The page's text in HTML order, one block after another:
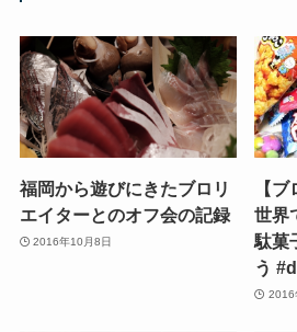
福岡から遊びにきたブロリ
エイターとのオフ会の記録
2016年10月8日
【
世界
駄菓
う
2016